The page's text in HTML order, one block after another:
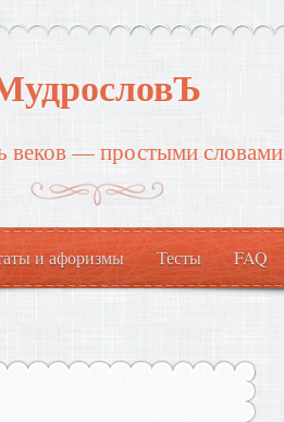
веков — простыми словами
и афоризмы Тесты FAQ